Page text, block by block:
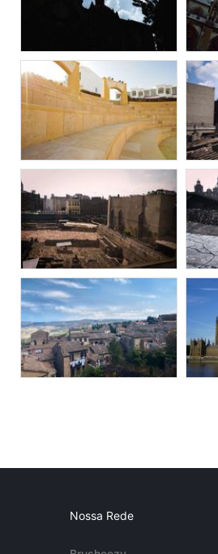
Nossa Rede